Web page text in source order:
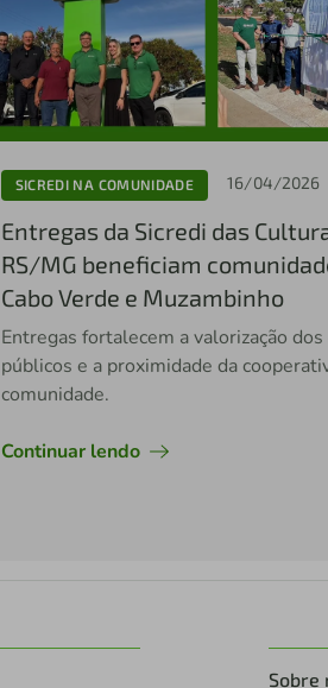
SICREDI NA COMUNIDADE 16/04/2026
Entregas da Sicredi das
RS/MG beneficiam
Cabo Verde e Muzambinho
Entregas fortalecem a valorização dos
públicos e a proximidade da
comunidade.
Continuar lendo
Sobre